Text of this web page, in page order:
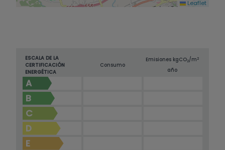
Leaflet
ESCALA DE LA
CERTIFICACIÓN
ENERGÉTICA
Consumo
Emisiones kgCO2/m2
año
A
B
C
D
E